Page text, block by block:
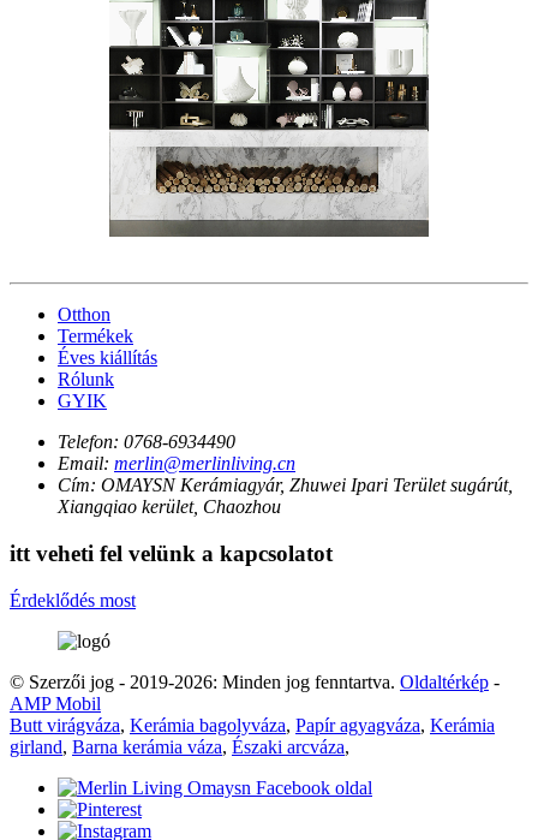
Otthon
Termékek
Éves kiállítás
Rólunk
GYIK
Telefon: 0768-6934490
Email: merlin@merlinliving.cn
Cím: OMAYSN Kerámiagyár, Zhuwei Ipari Terület sugárút,
Xiangqiao kerület, Chaozhou
itt veheti fel velünk a kapcsolatot
Érdeklődés most
© Szerzői jog - 2019-2026: Minden jog fenntartva. Oldaltérkép -
AMP Mobil
Butt virágváza, Kerámia bagolyváza, Papír agyagváza, Kerámia
girland, Barna kerámia váza, Északi arcváza,